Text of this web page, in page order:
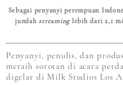
Sebagai penyanyi perempuan
jumlahstreaminglebih dari 2,1
Penyanyi, penulis, dan
meraih sorotan di acara
digelar di Milk Studios Los